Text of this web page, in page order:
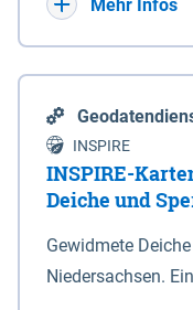
Mehr Infos
INSPIRE
INSPIRE-
Deiche und
Gewidmete
Niedersachsen.